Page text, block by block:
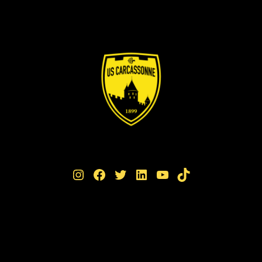
Instagram Facebook Twitter LinkedIn YouTube TikTok